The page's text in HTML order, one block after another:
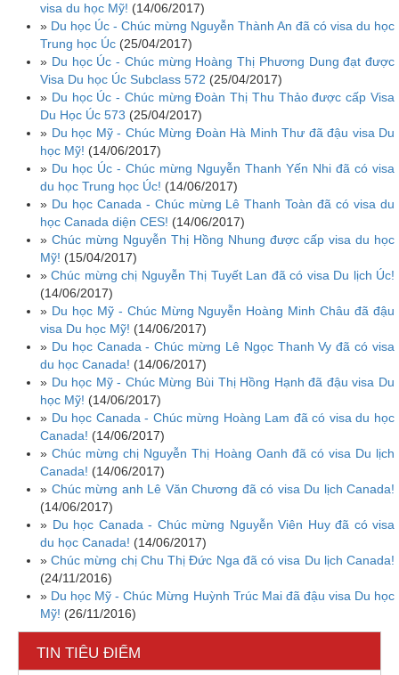
visa du học Mỹ! (14/06/2017)
» Du học Úc - Chúc mừng Nguyễn Thành An đã có visa du học
Trung học Úc (25/04/2017)
» Du học Úc - Chúc mừng Hoàng Thị Phương Dung đạt được
Visa Du học Úc Subclass 572 (25/04/2017)
» Du học Úc - Chúc mừng Đoàn Thị Thu Thảo được cấp Visa
Du Học Úc 573 (25/04/2017)
» Du học Mỹ - Chúc Mừng Đoàn Hà Minh Thư đã đậu visa Du
học Mỹ! (14/06/2017)
» Du học Úc - Chúc mừng Nguyễn Thanh Yến Nhi đã có visa
du học Trung học Úc! (14/06/2017)
» Du học Canada - Chúc mừng Lê Thanh Toàn đã có visa du
học Canada diện CES! (14/06/2017)
» Chúc mừng Nguyễn Thị Hồng Nhung được cấp visa du học
Mỹ! (15/04/2017)
»Chúc mừng chị Nguyễn Thị Tuyết Lan đã có visa Du lịch Úc!
(14/06/2017)
» Du học Mỹ - Chúc Mừng Nguyễn Hoàng Minh Châu đã đậu
visa Du học Mỹ! (14/06/2017)
» Du học Canada - Chúc mừng Lê Ngọc Thanh Vy đã có visa
du học Canada! (14/06/2017)
» Du học Mỹ - Chúc Mừng Bùi Thị Hồng Hạnh đã đậu visa Du
học Mỹ! (14/06/2017)
» Du học Canada - Chúc mừng Hoàng Lam đã có visa du học
Canada! (14/06/2017)
»Chúc mừng chị Nguyễn Thị Hoàng Oanh đã có visa Du lịch
Canada! (14/06/2017)
» Chúc mừng anh Lê Văn Chương đã có visa Du lịch Canada!
(14/06/2017)
» Du học Canada - Chúc mừng Nguyễn Viên Huy đã có visa
du học Canada! (14/06/2017)
»Chúc mừng chị Chu Thị Đức Nga đã có visa Du lịch Canada!
(24/11/2016)
» Du học Mỹ - Chúc Mừng Huỳnh Trúc Mai đã đậu visa Du học
Mỹ! (26/11/2016)
TIN TIÊU ĐIỂM